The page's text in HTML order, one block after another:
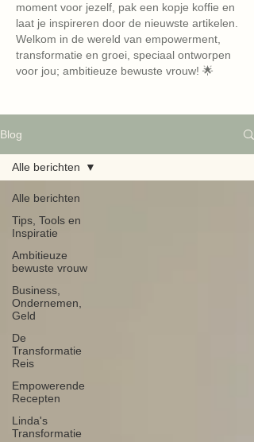
moment voor jezelf, pak een kopje koffie en
laat je inspireren door de nieuwste artikelen.
Welkom in de wereld van empowerment,
transformatie en groei, speciaal ontworpen
voor jou; ambitieuze bewuste vrouw! 🌟
Blog
Alle berichten
Tips, Tools en
Inspiratie
Ambitieuze
bewuste vrouw
Business,
Ondernemen,
Geld
De
Transformatie
Reis
Empowerende
Recepten
Linda's
Transformatie
Alle berichten